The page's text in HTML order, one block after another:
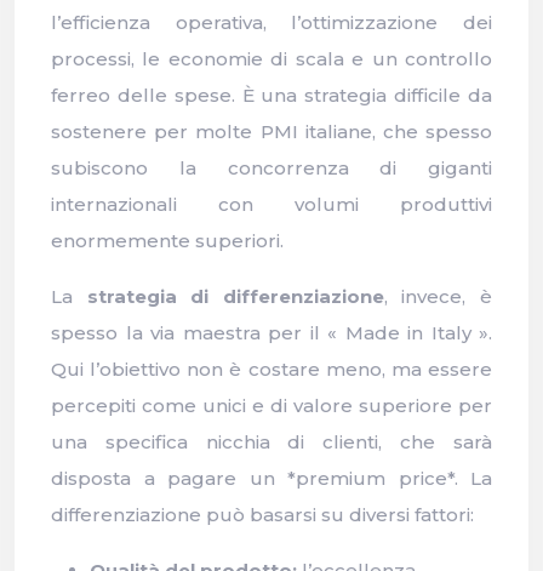
l’efficienza operativa, l’ottimizzazione dei
processi, le economie di scala e un controllo
ferreo delle spese. È una strategia difficile da
sostenere per molte PMI italiane, che spesso
subiscono la concorrenza di giganti
internazionali con volumi produttivi
enormemente superiori.
La strategia di differenziazione, invece, è
spesso la via maestra per il « Made in Italy ».
Qui l’obiettivo non è costare meno, ma essere
percepiti come unici e di valore superiore per
una specifica nicchia di clienti, che sarà
disposta a pagare un *premium price*. La
differenziazione può basarsi su diversi fattori: